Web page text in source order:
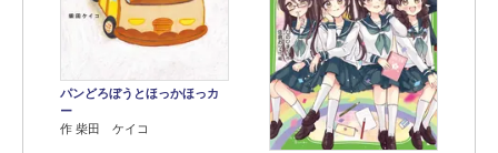
パンどろぼうとほっかほっカ
ー
作 柴田 ケイコ